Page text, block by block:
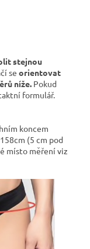
stejnou
se orientovat
níže. Pokud
formulář.
koncem
(5 cm pod
místo měření viz